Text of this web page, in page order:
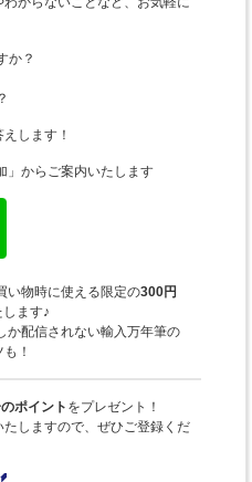
か？
します！
」からご案内いたします
い物時に使える限定の300円
ます♪
か配信されない輸入万年筆の
！
ポイント をプレゼント！
しますので、ぜひご登録くだ